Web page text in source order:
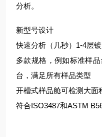
分析。
新型号设计
快速分析（几秒）1-4层
多款规格，例如标准样
台，满足所有样品类型
开槽式样品舱可检测大面
符合ISO3487和ASTM